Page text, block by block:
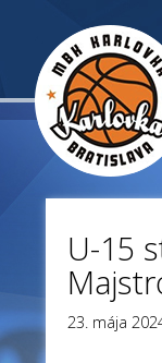
U-15
23. mája